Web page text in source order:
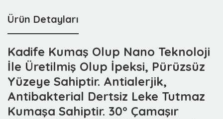
Ürün Detayları
Kadife Kumaş Olup Nano Teknoloji
İle Üretilmiş Olup İpeksi, Pürüzsüz
Yüzeye Sahiptir. Antialerjik,
Antibakterial Dertsiz Leke Tutmaz
Kumaşa Sahiptir. 30° Çamaşır